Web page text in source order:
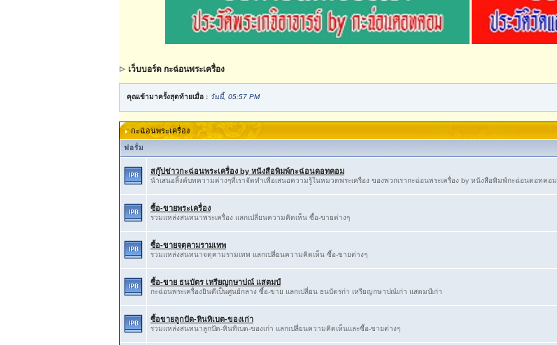
เว็บบอร์ด กะฉ่อนพระเครื่อง
คุณเข้ามาครั้งสุดท้ายเมื่อ : วันนี้, 05:57 PM
กะฉ่อนพระเครื่อง
ฟอรั่ม
สกู๊ปข่าวกะฉ่อนพระเครื่อง by หนังสือพิมพ์กะฉ่อนดอทคอม
นำเสนอลิ้งค์บทความต่างๆที่เราจัดทำเพื่อเสนอความรู้ในหมวดพระเครื่อง ของพวกเรากะฉ่อนพระเครื่อง by หนังสือพิมพ์กะฉ่อนดอทคอม
ซื้อ-ขายพระเครื่อง
รวมแหล่งสนทนาพระเครื่อง แลกเปลี่ยนความคิดเห็น ซื้อ-ขายต่างๆ
ซื้อ-ขายจตุคามรามเทพ
รวมแหล่งสนทนาจตุคามรามเทพ แลกเปลี่ยนความคิดเห็น ซื้อ-ขายต่างๆ
ซื้อ-ขาย ธนบัตร เหรียญกษาปณ์ แสตมป์
กะฉ่อนพระเครื่องยินดีเป็นศูนย์กลาง ซื้อ-ขาย แลกเปลี่ยน ธนบัตรก่า เหรียญกษาปณ์เก่า แสตมป์เก่า
ซื้อขายลูกปัด-หินทิเบต-ของเก่า
รวมแหล่งสนทนาลูกปัด-หินทิเบต-ของเก่า ​แลกเปลี่ยน​ความ​คิดเห็น​และ​ซื้อ​-​ขายต่างๆ